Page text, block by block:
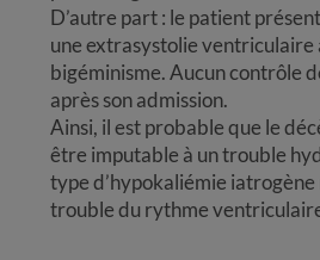
D’autre part : le patient
une extrasystolie ventriculaire
bigéminisme. Aucun contrôle
après son admission.
Ainsi, il est probable que le
être imputable à un trouble
type d’hypokaliémie iatrogène
trouble du rythme